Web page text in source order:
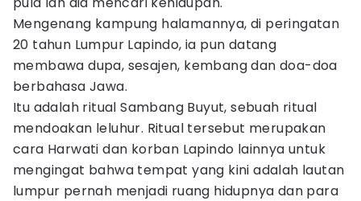
Mengenang kampung halamannya, di peringatan
20 tahun Lumpur Lapindo, ia pun datang
membawa dupa, sesajen, kembang dan doa-doa
berbahasa Jawa.
Itu adalah ritual Sambang Buyut, sebuah ritual
mendoakan leluhur. Ritual tersebut merupakan
cara Harwati dan korban Lapindo lainnya untuk
mengingat bahwa tempat yang kini adalah lautan
lumpur pernah menjadi ruang hidupnya dan para